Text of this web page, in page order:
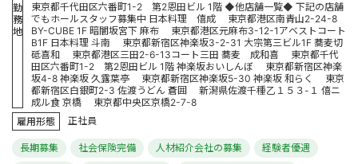
勤
務
地
東京都千代田区六番町1-2 第2恩田ビル 1階 ◆他店舗一覧◆ 下記の店舗
でもホールスタッフ募集中 日本料理 僖成 東京都港区南青山2-24-8
BY-CUBE 1F 暗闇坂宮下 麻布 東京都港区元麻布3-12-1アベストコート
B1F 日本料理 斗南 東京都新宿区神楽坂3-2-31 大宗第三ビル1F 蕎麦切
砥喜和 東京都港区三田2-6-13コート三田 蕎麦 成和喜 東京都千代
田区六番町1-2 第2恩田ビル 1階 神楽坂おいしんぼ 東京都新宿区神楽
坂4-8 神楽坂 久露葉亭 東京都新宿区神楽坂5-30 神楽坂 和らく 東京
都新宿区白銀町2-3 佐渡うどん 蒼囲 新潟県佐渡千種乙１５３-１ 僖ニ
成ル食 京橋 東京都中央区京橋2-7-8
雇用形態
正社員
長期募集 社会保険完備 人材紹介会社の募集
経験者優遇